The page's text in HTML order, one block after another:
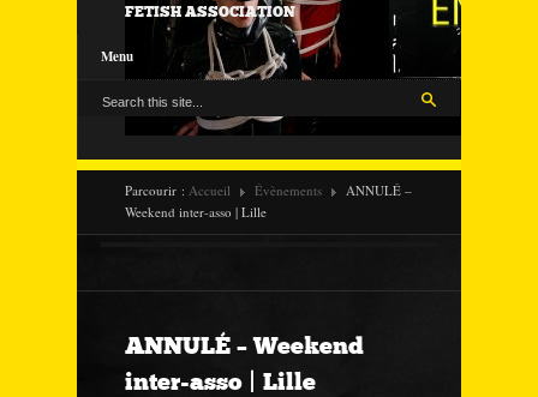
FETISH ASSOCIATION
Menu
Parcourir : Accueil Évènements
ANNULÉ –
Weekend inter-asso | Lille
ANNULÉ – Weekend
inter-asso | Lille